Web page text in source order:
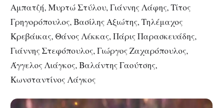
Αμπατζή, Μυρτώ Στύλου, Γιάννης Λάφης, Τίτος
Γρηγορόπουλος, Βασίλης Αξιώτης, Τηλέμαχος
Κρεβάικας, Θάνος Λέκκας, Πάρις Παρασκευάδης,
Γιάννης Στεφόπουλος, Γιώργος Ζαχαρόπουλος,
Άγγελος Λιάγκος, Βαλάντης Γαούτσης,
Κωνσταντίνος Λάγκος